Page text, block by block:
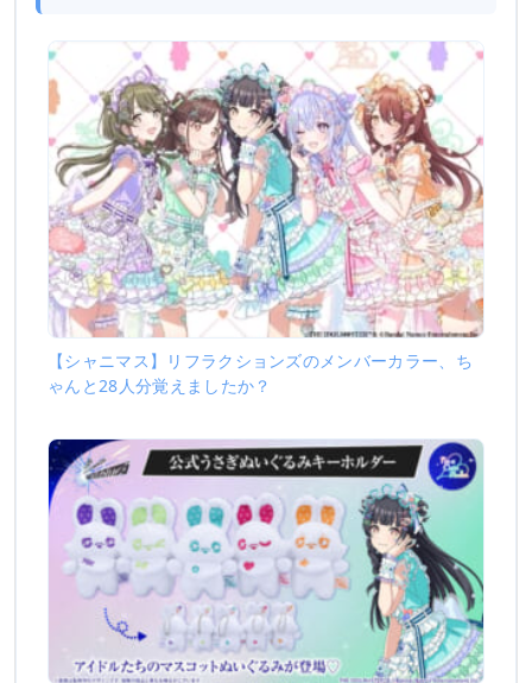
【シャニマス】リフラクションズのメンバーカラー、ち
ゃんと28人分覚えましたか？